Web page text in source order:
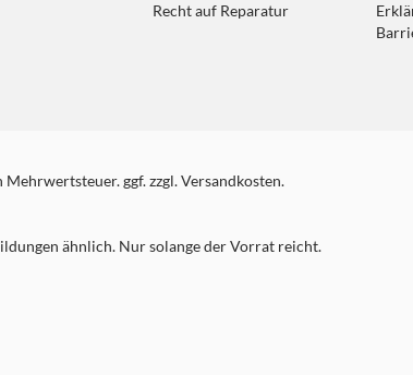
Recht auf Reparatur
ggf. zzgl. Versandkosten.
ähnlich. Nur solange der Vorrat reicht.